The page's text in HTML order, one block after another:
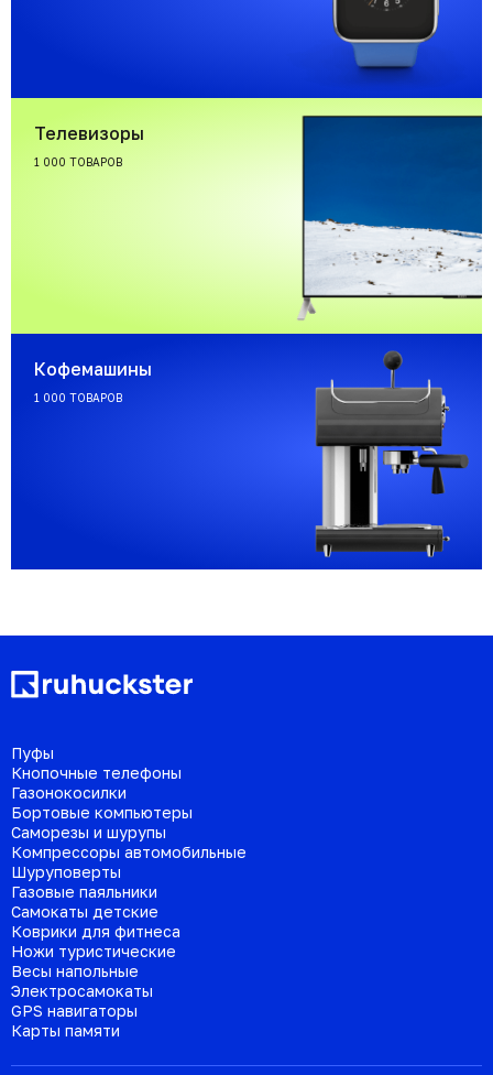
Телевизоры
1 000 ТОВАРОВ
Кофемашины
1 000 ТОВАРОВ
Пуфы
Кнопочные телефоны
Газонокосилки
Бортовые компьютеры
Саморезы и шурупы
Компрессоры автомобильные
Шуруповерты
Газовые паяльники
Самокаты детские
Коврики для фитнеса
Ножи туристические
Весы напольные
Электросамокаты
GPS навигаторы
Карты памяти